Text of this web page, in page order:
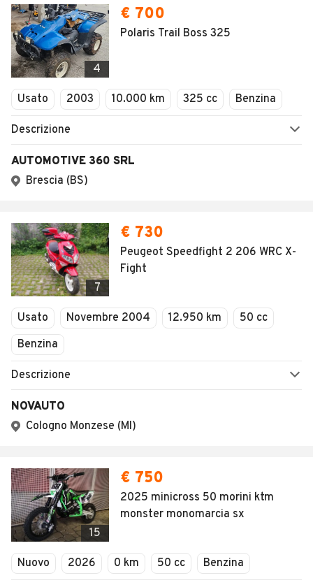
4
€ 700
Polaris Trail Boss 325
Usato 2003 10.000 km 325 cc Benzina
Descrizione
AUTOMOTIVE 360 SRL
Brescia (BS)
7
€ 730
Peugeot Speedfight 2 206 WRC X-
Fight
Usato Novembre 2004 12.950 km
50 cc
Benzina
Descrizione
NOVAUTO
Cologno Monzese (MI)
15
€ 750
2025 minicross 50 morini ktm
monster monomarcia sx
Nuovo 2026 0 km 50 cc Benzina